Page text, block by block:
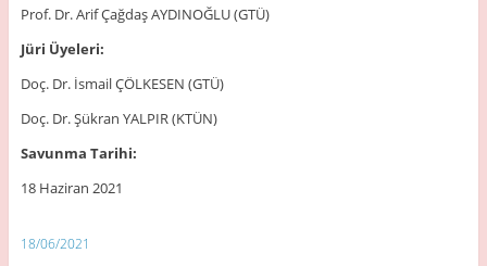
Prof. Dr. Arif Çağdaş AYDINOĞLU (GTÜ)
Jüri Üyeleri:
Doç. Dr. İsmail ÇÖLKESEN (GTÜ)
Doç. Dr. Şükran YALPIR (KTÜN)
Savunma Tarihi:
18 Haziran 2021
18/06/2021